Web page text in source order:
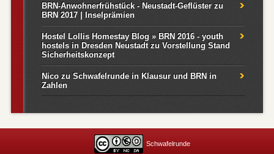
BRN-Anwohnerfrühstück - Neustadt-Geflüsterzu
BRN 2017 | Inselprämien
Hostel Lollis Homestay Blog » BRN 2016 - youth
hostels in Dresden NeustadtzuVorstellung Stand
Sicherheitskonzept
Nicozu Schwafelrunde in Klausur und BRN in
Zahlen
Schwafelrunde